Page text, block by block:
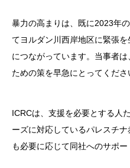
暴力の高まりは、既に2023年
てヨルダン川西岸地区に緊張
につながっています。当事者
ための策を早急にとってくださ
ICRCは、支援を必要とする人
ーズに対応しているパレスチ
も必要に応じて同社へのサポー